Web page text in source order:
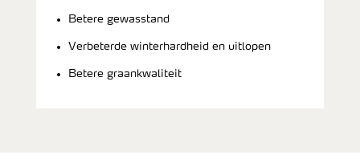
Betere gewasstand
Verbeterde winterhardheid en uitlopen
Betere graankwaliteit